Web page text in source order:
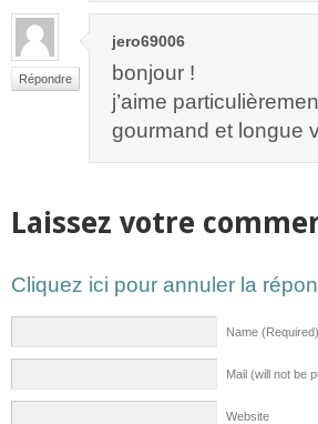
Répondre
jero69006
bonjour !
j’aime
gourmand et longue
Laissez votre
Cliquez ici pour annuler la
Name (Required)
Mail (will not be
Website